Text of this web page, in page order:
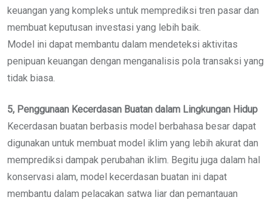
keuangan yang kompleks untuk memprediksi tren pasar dan
membuat keputusan investasi yang lebih baik.
Model ini dapat membantu dalam mendeteksi aktivitas
penipuan keuangan dengan menganalisis pola transaksi yang
tidak biasa.
5, Penggunaan Kecerdasan Buatan dalam Lingkungan Hidup
Kecerdasan buatan berbasis model berbahasa besar dapat
digunakan untuk membuat model iklim yang lebih akurat dan
memprediksi dampak perubahan iklim. Begitu juga dalam hal
konservasi alam, model kecerdasan buatan ini dapat
membantu dalam pelacakan satwa liar dan pemantauan